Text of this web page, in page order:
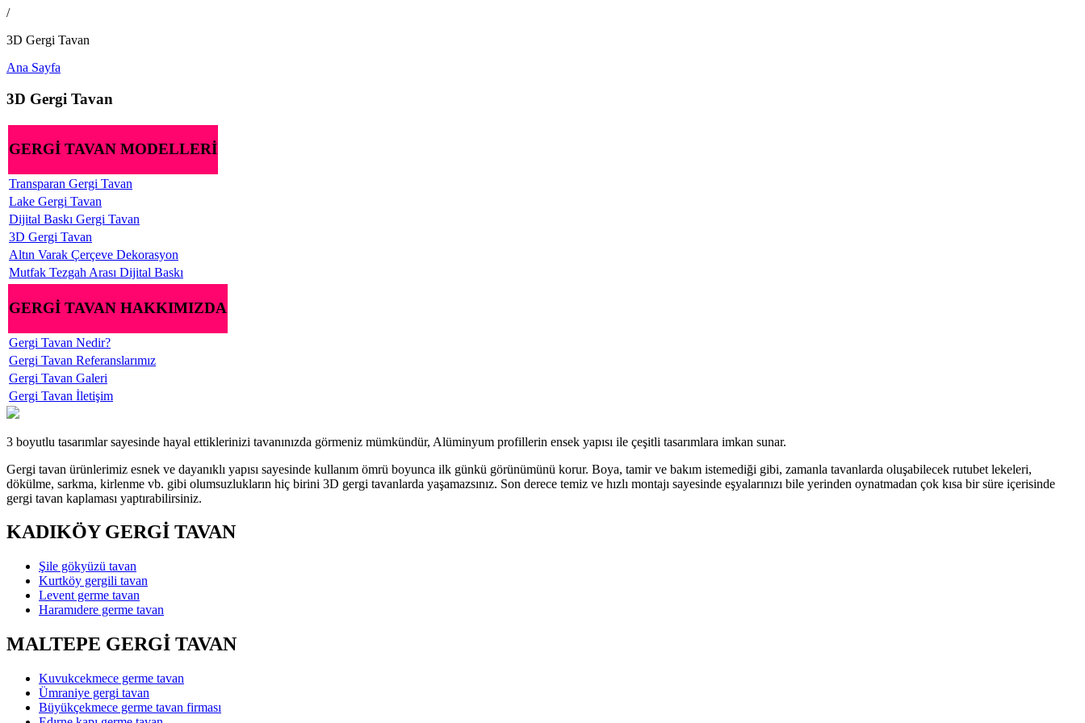
/
3D Gergi Tavan
Ana Sayfa
3D Gergi Tavan
GERGİ TAVAN MODELLERİ
Transparan Gergi Tavan
Lake Gergi Tavan
Dijital Baskı Gergi Tavan
3D Gergi Tavan
Altın Varak Çerçeve Dekorasyon
Mutfak Tezgah Arası Dijital Baskı
GERGİ TAVAN HAKKIMIZDA
Gergi Tavan Nedir?
Gergi Tavan Referanslarımız
Gergi Tavan Galeri
Gergi Tavan İletişim
3 boyutlu tasarımlar sayesinde hayal ettiklerinizi tavanınızda görmeniz mümkündür, Alüminyum profillerin ensek yapısı ile çeşitli tasarımlara imkan sunar.
Gergi tavan ürünlerimiz esnek ve dayanıklı yapısı sayesinde kullanım ömrü boyunca ilk günkü görünümünü korur. Boya, tamir ve bakım istemediği gibi, zamanla tavanlarda oluşabilecek rutubet lekeleri,
dökülme, sarkma, kirlenme vb. gibi olumsuzlukların hiç birini 3D gergi tavanlarda yaşamazsınız. Son derece temiz ve hızlı montajı sayesinde eşyalarınızı bile yerinden oynatmadan çok kısa bir süre içerisinde
gergi tavan kaplaması yaptırabilirsiniz.
KADIKÖY GERGİ TAVAN
Şile gökyüzü tavan
Kurtköy gergili tavan
Levent germe tavan
Haramıdere germe tavan
MALTEPE GERGİ TAVAN
Kuvukcekmece germe tavan
Ümraniye gergi tavan
Büyükçekmece germe tavan firması